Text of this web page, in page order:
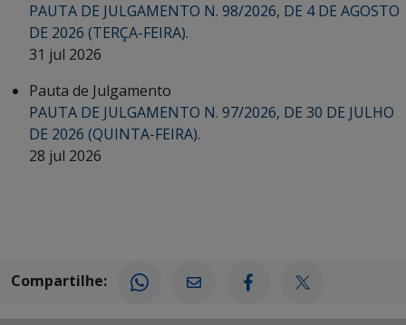
PAUTA DE JULGAMENTO N. 98/2026, DE 4 DE AGOSTO
DE 2026 (TERÇA-FEIRA).
31 jul 2026
Pauta de Julgamento
PAUTA DE JULGAMENTO N. 97/2026, DE 30 DE JULHO
DE 2026 (QUINTA-FEIRA).
28 jul 2026
Compartilhe: